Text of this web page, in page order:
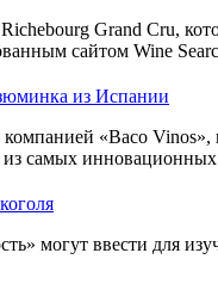
Grand Cru,
сайтом Wine
из Испании
«Baco
самых
могут ввести для